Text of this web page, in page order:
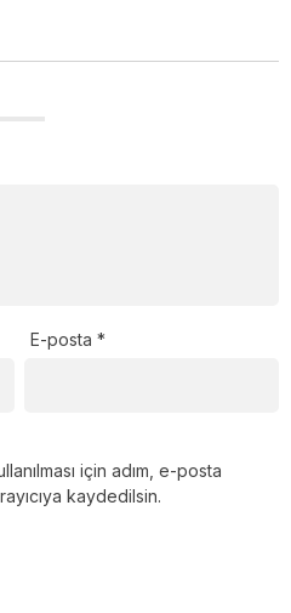
E-posta*
için adım, e-posta
kaydedilsin.